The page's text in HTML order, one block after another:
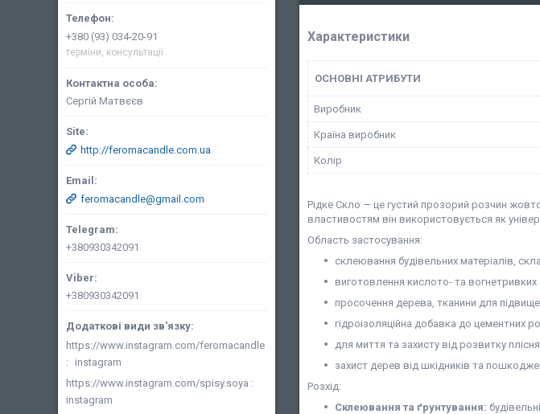
Характеристики
ОСНОВНІ АТРИБУТИ
Виробник
Країна виробник
Колір
Рідке Скло — це густий прозорий розчин
властивостям він використовується як
Область застосування:
склеювання будівельних матеріалів,
виготовлення кислото- та вогнетривких
просочення дерева, тканини для
гідроізоляційна добавка до цементних
для миття та захисту від розвитку
захист дерев від шкідників та
Розхід:
Склеювання та ґрунтування:
+380 (93) 034-20-91
терміни, консультації
Сергій Матвєєв
http://feromacandle.com.ua
feromacandle@gmail.com
+380930342091
+380930342091
https://www.instagram.com/feromacandle
instagram
https://www.instagram.com/spisy.soya
instagram